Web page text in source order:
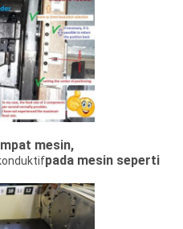
mesin,
pada mesin seperti